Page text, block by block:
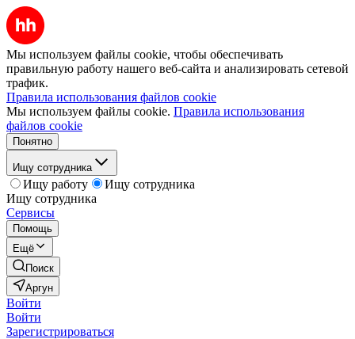
Мы используем файлы cookie, чтобы обеспечивать
правильную работу нашего веб-сайта и анализировать сетевой
трафик.
Правила использования файлов cookie
Мы используем файлы cookie. Правила использования
файлов cookie
Понятно
Ищу сотрудника
Ищу работу
Ищу сотрудника
Ищу сотрудника
Сервисы
Помощь
Ещё
Поиск
Аргун
Войти
Войти
Зарегистрироваться